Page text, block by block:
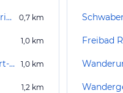
Martinskirche Stuttgart-Möhringen 0,7 km
1,0 km
Steinbrunnenanlage Stuttgart-Möhringen 1,0 km
1,2 km
Freibad